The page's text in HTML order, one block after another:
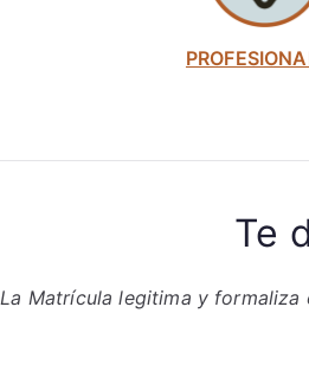
Te
La Matrícula legitima y